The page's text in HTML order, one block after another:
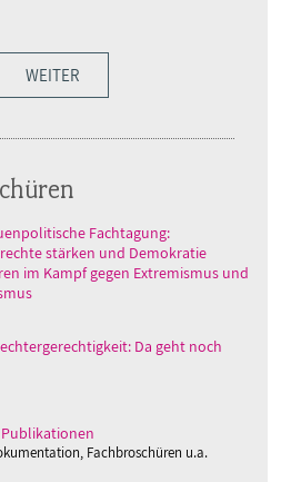
WEITER
Fachtagung:
stärken und Demokratie
im Kampf gegen Extremismus und
Da geht noch
Fachbroschüren u.a.